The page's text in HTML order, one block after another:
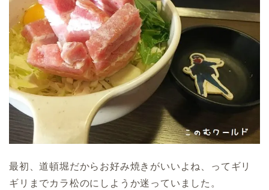
最初、道頓堀だからお好み焼きがいいよね、ってギリ
ギリまでカラ松のにしようか迷っていました。